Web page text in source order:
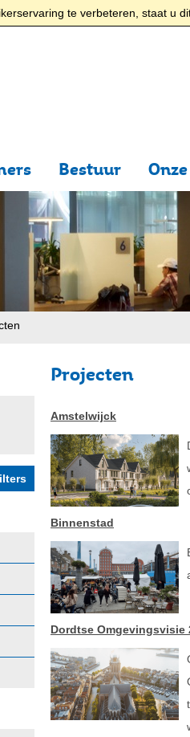
te verbeteren, staat u
Bestuur
Projecten
Amstelwijck
Binnenstad
Dordtse